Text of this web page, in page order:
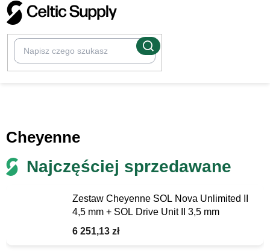
Przejść
do
treści
Cheyenne
Najczęściej sprzedawane
Zestaw Cheyenne SOL Nova Unlimited II
4,5 mm + SOL Drive Unit II 3,5 mm
6 251,13 zł